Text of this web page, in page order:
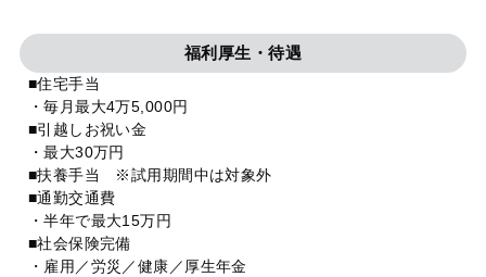
福利厚生・待遇
■住宅手当
・毎月最大4万5,000円
■引越しお祝い金
・最大30万円
■扶養手当 ※試用期間中は対象外
■通勤交通費
・半年で最大15万円
■社会保険完備
・雇用／労災／健康／厚生年金